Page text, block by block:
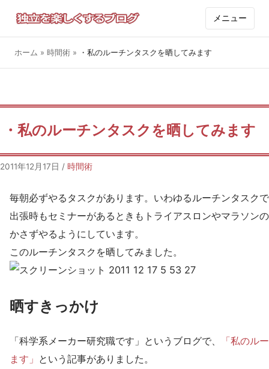
メニュー
ホーム » 時間術 » ・私のルーチンタスクを晒してみます
・私のルーチンタスクを晒してみます
2011年12月17日 / 時間術
毎朝必ずやるタスクがあります。いわゆるルーチンタスク
出張時もセミナーがあるときもトライアスロンやマラソン
かさずやるようにしています。
このルーチンタスクを晒してみました。
晒すきっかけ
「科学系メーカー研究職です」というブログで、
「私のル
ます」 という記事がありました。